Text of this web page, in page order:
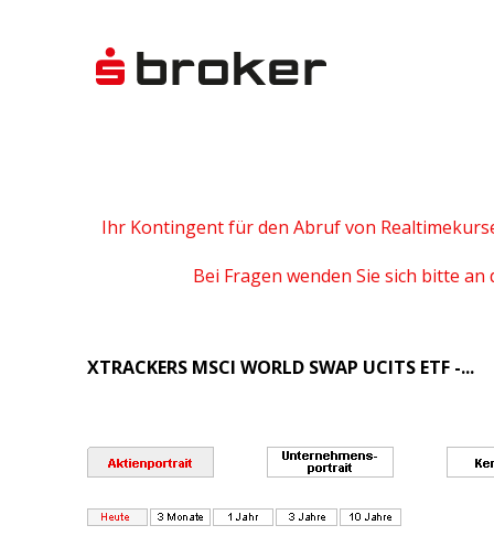
Ihr Kontingent für den Abruf von
Bei Fragen wenden Sie sich bitte
XTRACKERS MSCI WORLD SWAP UCITS ETF -...